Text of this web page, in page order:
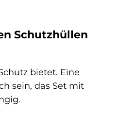
Schutzhüllen
bietet. Eine
sein, das Set mit